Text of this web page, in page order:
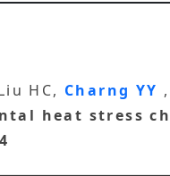
HC, Charng YY
heat stress